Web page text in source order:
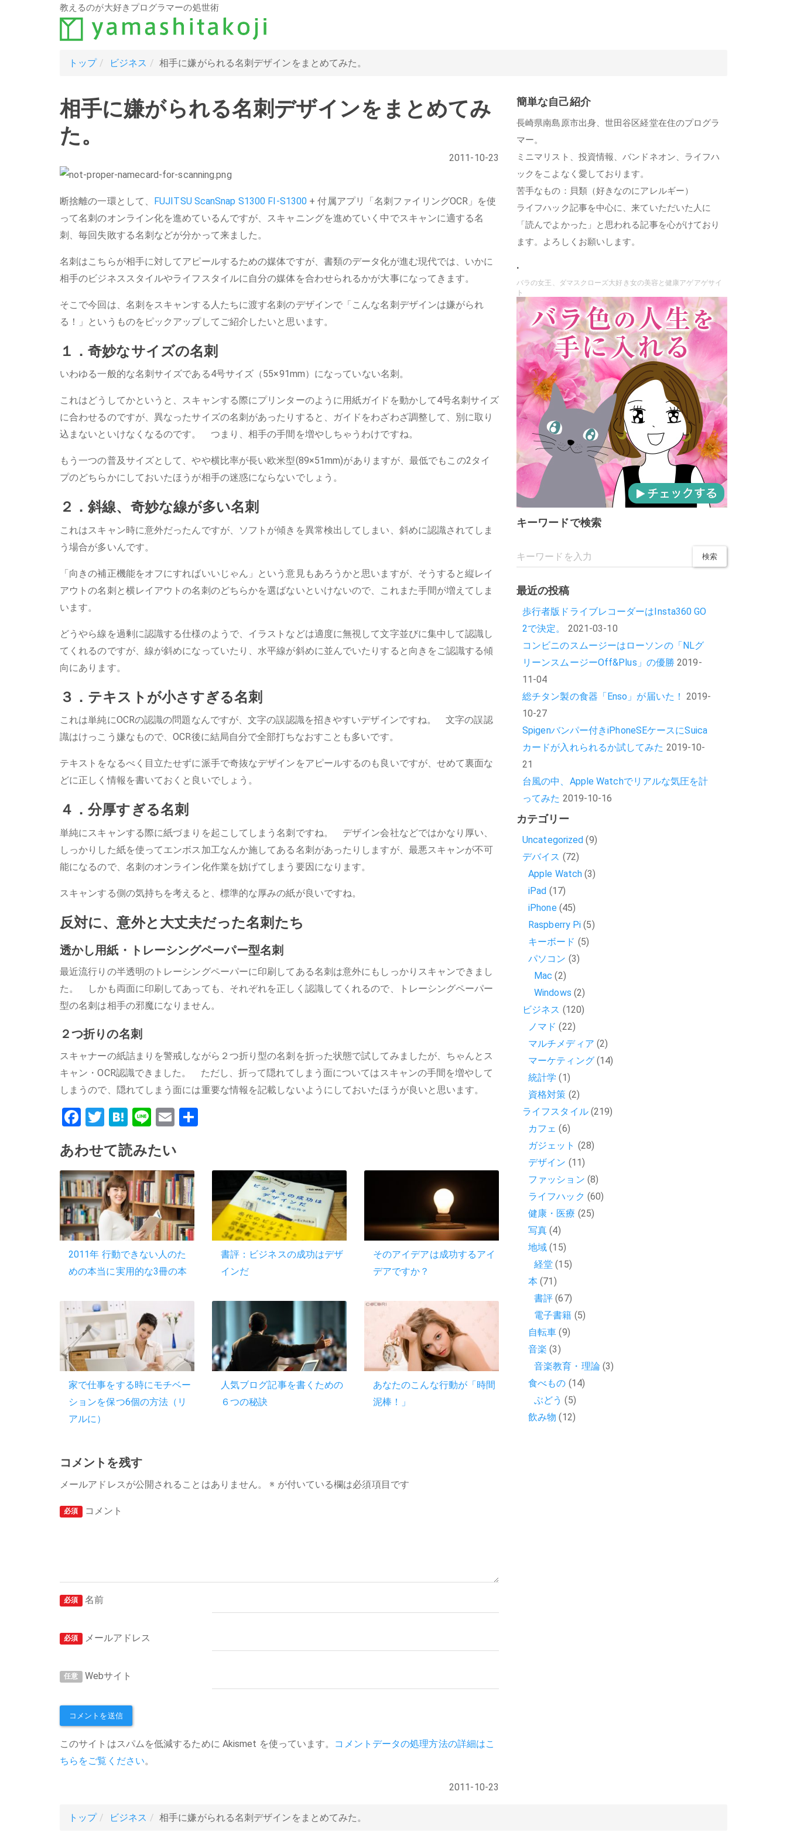
教えるのが大好きプログラマーの処世術
トップ ビジネス 相手に嫌がられる名刺デザインをまとめてみた。
相手に嫌がられる名刺デザインをまとめてみ
た。
2011-10-23
断捨離の一環として、 FUJITSU ScanSnap S1300 FI-S1300 + 付属アプリ「名刺ファイリングOCR」を使
って名刺のオンライン化を進めているんですが、スキャニングを進めていく中でスキャンに適する名
刺、毎回失敗する名刺などが分かって来ました。
名刺はこちらが相手に対してアピールするための媒体ですが、書類のデータ化が進む現代では、いかに
相手のビジネススタイルやライフスタイルに自分の媒体を合わせられるかが大事になってきます。
そこで今回は、名刺をスキャンする人たちに渡す名刺のデザインで「こんな名刺デザインは嫌がられ
る！」というものをピックアップしてご紹介したいと思います。
１．奇妙なサイズの名刺
いわゆる一般的な名刺サイズである4号サイズ（55×91mm）になっていない名刺。
これはどうしてかというと、スキャンする際にプリンターのように用紙ガイドを動かして4号名刺サイズ
に合わせるのですが、異なったサイズの名刺があったりすると、ガイドをわざわざ調整して、別に取り
込まないといけなくなるのです。 つまり、相手の手間を増やしちゃうわけですね。
もう一つの普及サイズとして、やや横比率が長い欧米型(89×51mm)がありますが、最低でもこの2タイ
プのどちらかにしておいたほうが相手の迷惑にならないでしょう。
２．斜線、奇妙な線が多い名刺
これはスキャン時に意外だったんですが、ソフトが傾きを異常検出してしまい、斜めに認識されてしま
う場合が多いんです。
「向きの補正機能をオフにすればいいじゃん」という意見もあろうかと思いますが、そうすると縦レイ
アウトの名刺と横レイアウトの名刺のどちらかを選ばないといけないので、これまた手間が増えてしま
います。
どうやら線を過剰に認識する仕様のようで、イラストなどは適度に無視して文字並びに集中して認識し
てくれるのですが、線が斜めになっていたり、水平線が斜めに並んでいたりすると向きをご認識する傾
向にあります。
３．テキストが小さすぎる名刺
これは単純にOCRの認識の問題なんですが、文字の誤認識を招きやすいデザインですね。 文字の誤認
識はけっこう嫌なもので、OCR後に結局自分で全部打ちなおすことも多いです。
テキストをなるべく目立たせずに派手で奇抜なデザインをアピールするのも良いですが、せめて裏面な
どに正しく情報を書いておくと良いでしょう。
４．分厚すぎる名刺
単純にスキャンする際に紙づまりを起こしてしまう名刺ですね。 デザイン会社などではかなり厚い、
しっかりした紙を使ってエンボス加工なんか施してある名刺があったりしますが、最悪スキャンが不可
能になるので、名刺のオンライン化作業を妨げてしまう要因になります。
スキャンする側の気持ちを考えると、標準的な厚みの紙が良いですね。
反対に、意外と大丈夫だった名刺たち
透かし用紙・トレーシングペーパー型名刺
最近流行りの半透明のトレーシングペーパーに印刷してある名刺は意外にもしっかりスキャンできまし
た。 しかも両面に印刷してあっても、それぞれを正しく認識してくれるので、トレーシングペーパー
型の名刺は相手の邪魔になりません。
２つ折りの名刺
スキャナーの紙詰まりを警戒しながら２つ折り型の名刺を折った状態で試してみましたが、ちゃんとス
キャン・OCR認識できました。 ただし、折って隠れてしまう面についてはスキャンの手間を増やして
しまうので、隠れてしまう面には重要な情報を記載しないようにしておいたほうが良いと思います。
Facebook
Twitter
Hatena
LineEmail
あわせて読みたい
2011年 行動できない人のた
めの本当に実用的な3冊の本
書評：ビジネスの成功はデザ
インだ
そのアイデアは成功するアイ
デアですか？
家で仕事をする時にモチベー
ションを保つ6個の方法（リ
アルに）
人気ブログ記事を書くための
６つの秘訣
あなたのこんな行動が「時間
泥棒！」
コメントを残す
メールアドレスが公開されることはありません。 ※ が付いている欄は必須項目です
必須 コメント
必須 名前
必須 メールアドレス
任意 Webサイト
このサイトはスパムを低減するために Akismet を使っています。 コメントデータの処理方法の詳細はこ
ちらをご覧ください。
2011-10-23
簡単な自己紹介
長崎県南島原市出身、世田谷区経堂在住のプログラ
マー。
ミニマリスト、投資情報、バンドネオン、ライフハ
ックをこよなく愛しております。
苦手なもの：貝類（好きなのにアレルギー）
ライフハック記事を中心に、来ていただいた人に
「読んでよかった」と思われる記事を心がけており
ます。よろしくお願いします。
.
バラの女王、ダマスクローズ大好き女の美容と健康アゲアゲサイ
ト
キーワードで検索
最近の投稿
歩行者版ドライブレコーダーはInsta360 GO
2で決定。
2021-03-10
コンビニのスムージーはローソンの「NLグ
リーンスムージーOff&Plus」の優勝 2019-
11-04
総チタン製の食器「Enso」が届いた！ 2019-
10-27
Spigenバンパー付きiPhoneSEケースにSuica
カードが入れられるか試してみた 2019-10-
21
台風の中、Apple Watchでリアルな気圧を計
ってみた 2019-10-16
カテゴリー
Uncategorized (9)
デバイス (72)
Apple Watch (3)
iPad (17)
iPhone(45)
Raspberry Pi (5)
キーボード (5)
パソコン (3)
Mac (2)
Windows (2)
ビジネス (120)
ノマド (22)
マルチメディア (2)
マーケティング(14)
統計学 (1)
資格対策 (2)
ライフスタイル(219)
カフェ (6)
ガジェット (28)
デザイン (11)
ファッション (8)
ライフハック (60)
健康・医療 (25)
写真 (4)
地域 (15)
経堂 (15)
本 (71)
書評 (67)
電子書籍 (5)
自転車 (9)
音楽 (3)
音楽教育・理論(3)
食べもの (14)
ぶどう (5)
飲み物 (12)
トップ ビジネス 相手に嫌がられる名刺デザインをまとめてみた。